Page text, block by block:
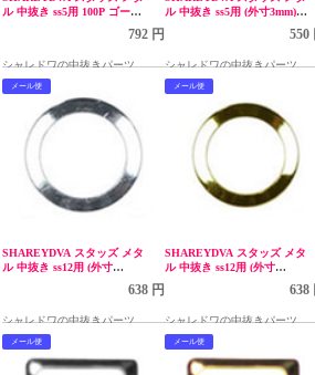
ル 中抜き ss5用 100P ゴール
792 円
シャレドワの中抜きパーツ
ル 中抜き ss5用 (外寸3mm)
550
シャレドワの中抜きパーツ
メール便
SHAREYDVA スタッズ メタ
ル 中抜き ss12用 (外寸
638 円
シャレドワの中抜きパーツ
メール便
SHAREYDVA スタッズ メタ
ル 中抜き ss12用 (外寸
638
シャレドワの中抜きパーツ
メール便 メール便